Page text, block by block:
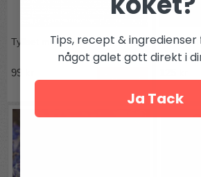
Tyllset med 3 tyllar
99 kr
Bevaka
Tips, recept &
något galet gott direkt i
Ja Tack